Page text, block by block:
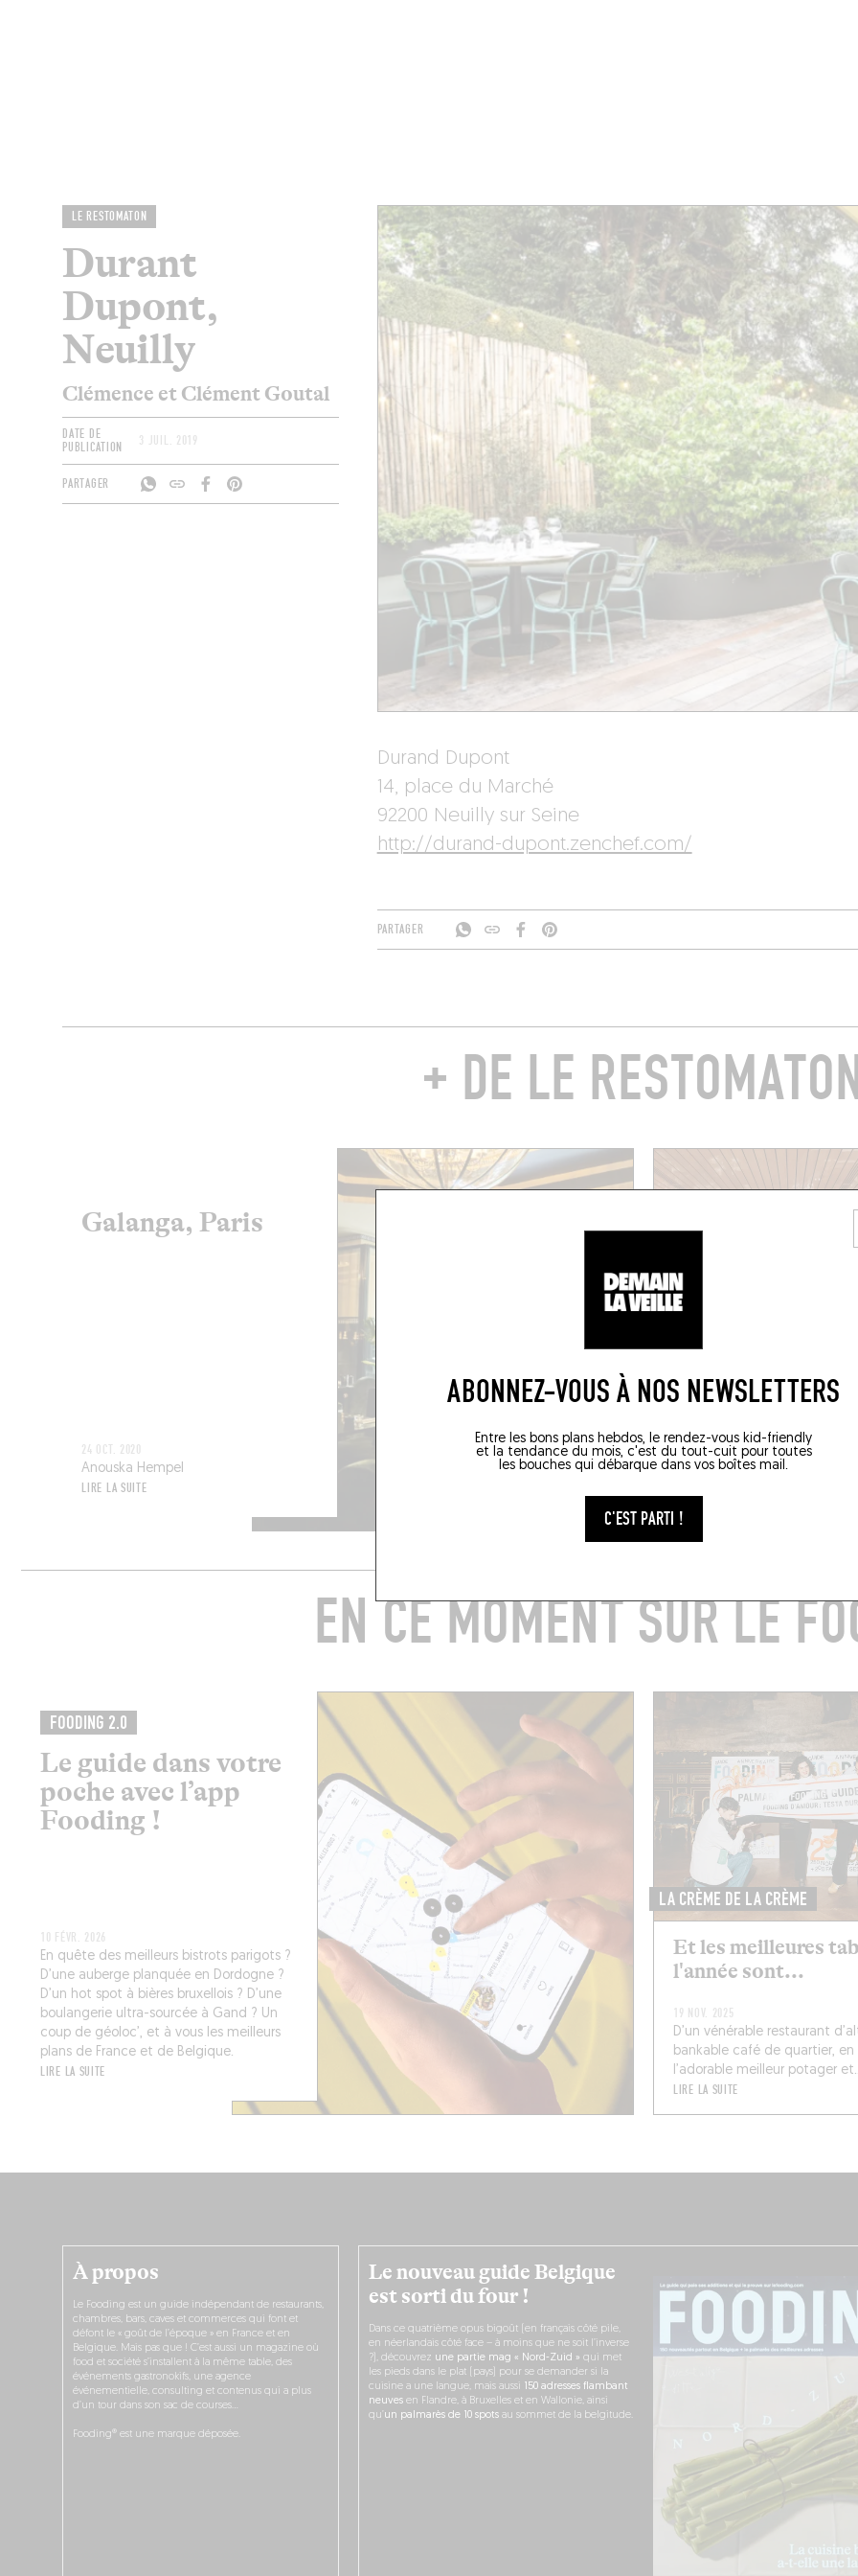
ABONNEZ-VOUS À NOS NEWSLETTERS
Entre les bons plans hebdos, le rendez-vous kid-friendly
et la tendance du mois, c'est du tout-cuit pour toutes
les bouches qui débarque dans vos boîtes mail.
C'EST PARTI !
LE RESTOMATON
Durant
Dupont,
Neuilly
Clémence et Clément Goutal
DATE DE
PUBLICATION
3 JUIL. 2019
PARTAGER
Durand Dupont
14, place du Marché
92200 Neuilly sur Seine
http://durand-dupont.zenchef.com/
PARTAGER
+ DE LE
Galanga, Paris
24 OCT. 2020
Anouska Hempel
LIRE LA SUITE
Tortuga, Paris
17 OCT. 2020
EN CE MOMENT SUR LE
FOODING 2.0
Le guide dans votre
poche avec l’app
Fooding !
10 FÉVR. 2026
En quête des meilleurs bistrots parigots ?
D’une auberge planquée en Dordogne ?
D’un hot spot à bières bruxellois ? D’une
boulangerie ultra-sourcée à Gand ? Un
coup de géoloc’, et à vous les meilleurs
plans de France et de Belgique.
LIRE LA SUITE
LA CRÈME DE LA CRÈME
Et les meilleures
l'année sont...
19 NOV. 2025
D’un vénérable restaurant
bankable café de quartier, en
l’adorable meilleur potager
LIRE LA SUITE
Le nouveau guide Belgique
est sorti du four !
Dans ce quatrième opus bigoût (en français côté pile,
en néerlandais côté face – à moins que ne soit l’inverse
?), découvrez une partie mag « Nord-Zuid » qui met
les pieds dans le plat (pays) pour se demander si la
cuisine a une langue, mais aussi
150 adresses flambant
neuvesen Flandre, à Bruxelles et en Wallonie, ainsi
qu’ un palmarès de 10 spotsau sommet de la belgitude.
À propos
Le Fooding est un guide indépendant de restaurants,
chambres, bars, caves et commerces qui font et
défont le « goût de l’époque » en France et en
Belgique. Mais pas que ! C’est aussi un magazine où
food et société s’installent à la même table, des
événements gastronokifs, une agence
événementielle, consulting et contenus qui a plus
d’un tour dans son sac de courses…
Fooding® est une marque déposée.